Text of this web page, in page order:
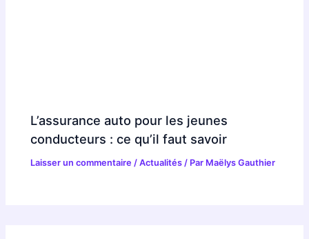
L’assurance auto pour les jeunes
conducteurs : ce qu’il faut savoir
Laisser un commentaire /Actualités / Par Maëlys Gauthier